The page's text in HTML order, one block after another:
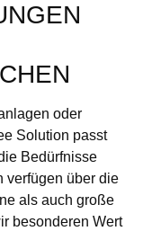
oder
Solution passt
Bedürfnisse
verfügen über die
als auch große
besonderen Wert